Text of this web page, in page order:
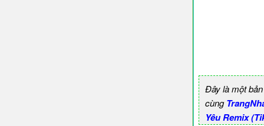
Đây là một
cùng
Yêu Remix